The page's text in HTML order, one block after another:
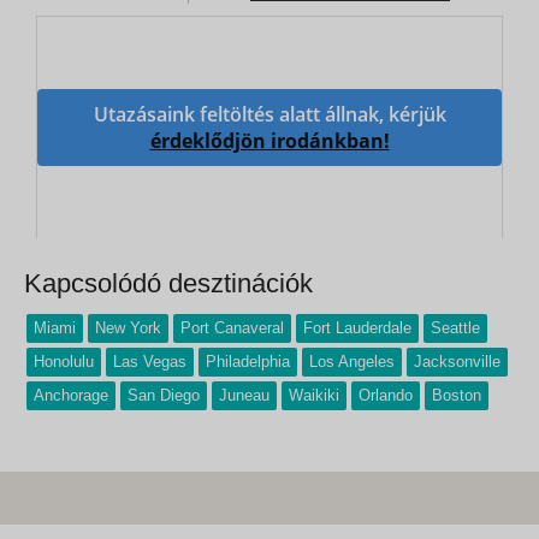
Utazásaink feltöltés alatt állnak, kérjük
érdeklődjön irodánkban!
Kapcsolódó desztinációk
Miami New York Port Canaveral Fort Lauderdale
Seattle
Honolulu
Las Vegas Philadelphia Los Angeles
Jacksonville
Anchorage
San Diego Juneau Waikiki Orlando Boston